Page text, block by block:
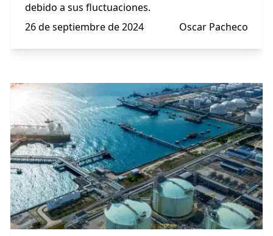
debido a sus fluctuaciones.
26 de septiembre de 2024
Oscar Pacheco